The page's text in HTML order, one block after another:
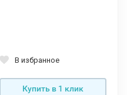
В избранное
Купить в 1 клик